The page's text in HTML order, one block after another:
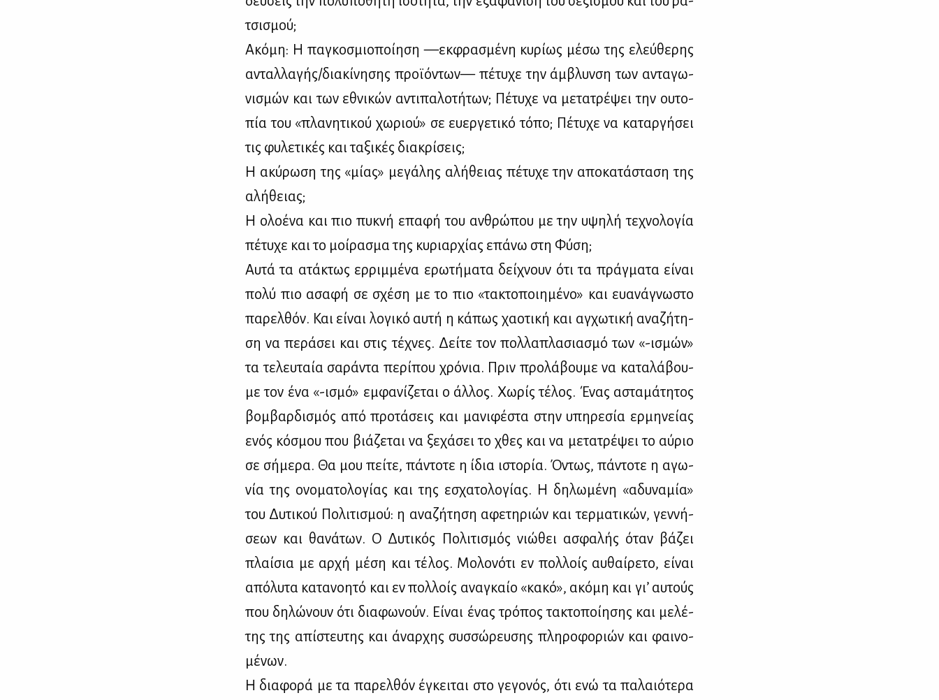
τσι­σμού;
Ακό­μη: Η πα­γκο­σμιο­ποί­η­ση —εκ­φρα­σμέ­νη κυ­ρί­ως μέ­σω της ελεύ­θε­ρης
ανταλ­λα­γής/δια­κί­νη­σης προ­ϊ­ό­ντων— πέ­τυ­χε την άμ­βλυν­ση των αντα­γω­
νι­σμών και των εθνι­κών αντι­πα­λο­τή­των; Πέ­τυ­χε να με­τα­τρέ­ψει την ου­το­
πία του «πλα­νη­τι­κού χω­ριού» σε ευ­ερ­γε­τι­κό τό­πο; Πέ­τυ­χε να κα­ταρ­γή­σει
τις φυ­λε­τι­κές και τα­ξι­κές δια­κρί­σεις;
Η ακύ­ρω­ση της «μί­ας» με­γά­λης αλή­θειας πέ­τυ­χε την απο­κα­τά­στα­ση της
αλή­θειας;
Η ολο­έ­να και πιο πυ­κνή επα­φή του αν­θρώ­που με την υψη­λή τε­χνο­λο­γία
πέ­τυ­χε και το μοί­ρα­σμα της κυ­ριαρ­χί­ας επά­νω στη Φύ­ση;
Αυ­τά τα ατά­κτως ερ­ριμ­μέ­να ερω­τή­μα­τα δεί­χνουν ότι τα πράγ­μα­τα εί­ναι
πο­λύ πιο ασα­φή σε σχέ­ση με το πιο «τα­κτο­ποι­η­μέ­νο» και ευα­νά­γνω­στο
πα­ρελ­θόν. Και εί­ναι λο­γι­κό αυ­τή η κά­πως χα­ο­τι­κή και αγ­χω­τι­κή ανα­ζή­τη­
ση να πε­ρά­σει και στις τέ­χνες. Δεί­τε τον πολ­λα­πλα­σια­σμό των «-ισμών»
τα τε­λευ­ταία σα­ρά­ντα πε­ρί­που χρό­νια. Πριν προ­λά­βου­με να κα­τα­λά­βου­
με τον ένα «-ισμό» εμ­φα­νί­ζε­ται ο άλ­λος. Χω­ρίς τέ­λος. Ένας αστα­μά­τη­τος
βομ­βαρ­δι­σμός από προ­τά­σεις και μα­νι­φέ­στα στην υπη­ρε­σία ερ­μη­νεί­ας
ενός κό­σμου που βιά­ζε­ται να ξε­χά­σει το χθες και να με­τα­τρέ­ψει το αύ­ριο
σε σή­με­ρα. Θα μου πεί­τε, πά­ντο­τε η ίδια ιστο­ρία. Όντως, πά­ντο­τε η αγω­
νία της ονο­μα­το­λο­γί­ας και της εσχα­το­λο­γί­ας. Η δη­λω­μέ­νη «αδυ­να­μία»
του Δυ­τι­κού Πο­λι­τι­σμού: η ανα­ζή­τη­ση αφε­τη­ριών και τερ­μα­τι­κών, γεν­νή­
σε­ων και θα­νά­των. Ο Δυ­τι­κός Πο­λι­τι­σμός νιώ­θει ασφα­λής όταν βά­ζει
πλαί­σια με αρ­χή μέ­ση και τέ­λος. Μο­λο­νό­τι εν πολ­λοίς αυ­θαί­ρε­το, εί­ναι
από­λυ­τα κα­τα­νοη­τό και εν πολ­λοίς ανα­γκαίο «κα­κό», ακό­μη και γι’ αυ­τούς
που δη­λώ­νουν ότι δια­φω­νούν. Εί­ναι ένας τρό­πος τα­κτο­ποί­η­σης και με­λέ­
της της απί­στευ­της και άναρ­χης συσ­σώ­ρευ­σης πλη­ρο­φο­ριών και φαι­νο­
μέ­νων.
Η δια­φο­ρά με τα πα­ρελ­θόν έγκει­ται στο γε­γο­νός, ότι ενώ τα πα­λαιό­τε­ρα